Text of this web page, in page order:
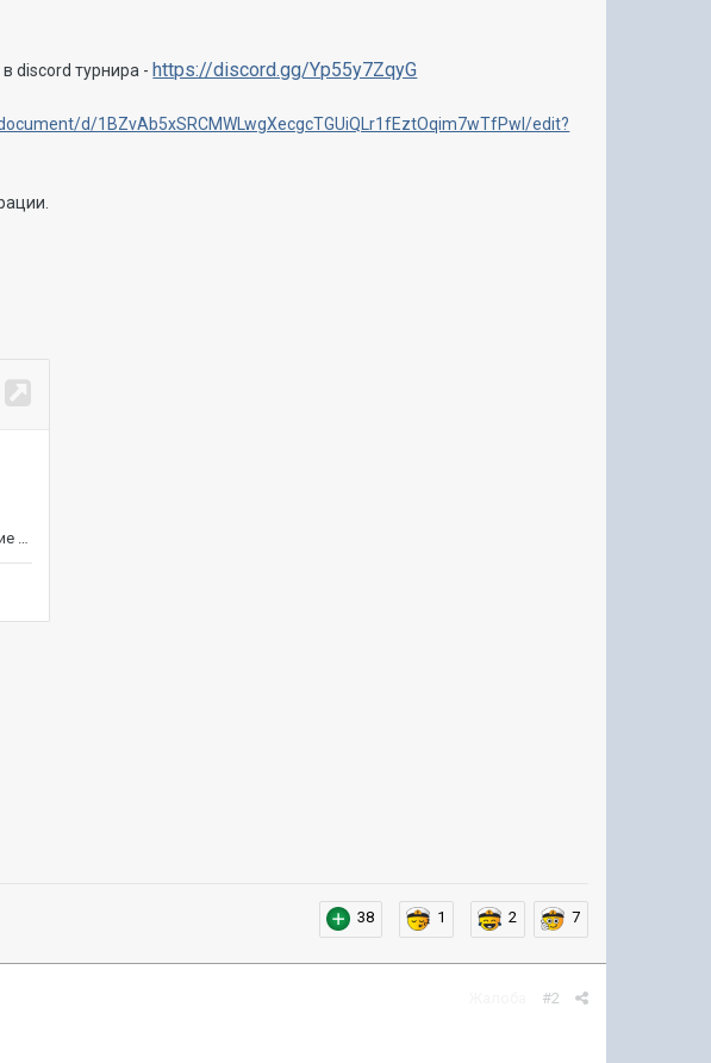
discord турнира - https://discord.gg/Yp55y7ZqyG
d/1BZvAb5xSRCMWLwgXecgcTGUiQLr1fEztOqim7wTfPwI/edit?
38 1 2 7
#2